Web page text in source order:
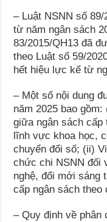
– Luật NSNN số
từ năm ngân sách
83/2015/QH13 đã
theo Luật số 59/
hết hiệu lực kể từ
– Một số nội dung
năm 2025 bao
giữa ngân sách
lĩnh vực khoa học,
chuyển đổi số; (ii)
chức chi NSNN đối
nghệ, đổi mới sáng
cấp ngân sách theo
– Quy định về phân